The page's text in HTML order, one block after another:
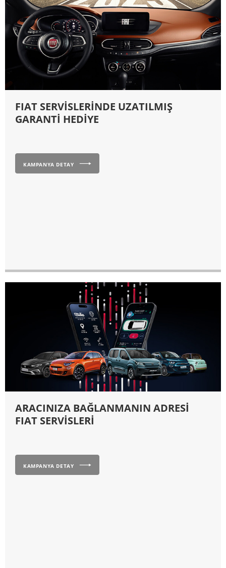
FIAT SERVİSLERİNDE UZATILMIŞ
GARANTİ HEDİYE
KAMPANYA DETAY
ARACINIZA BAĞLANMANIN ADRESİ
FIAT SERVİSLERİ
KAMPANYA DETAY